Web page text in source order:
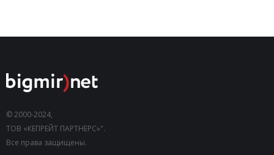
© 2000-2024,
ТОВ «КЕПРЕЙТ ПАРТНЕРС»".
Все права защищены.